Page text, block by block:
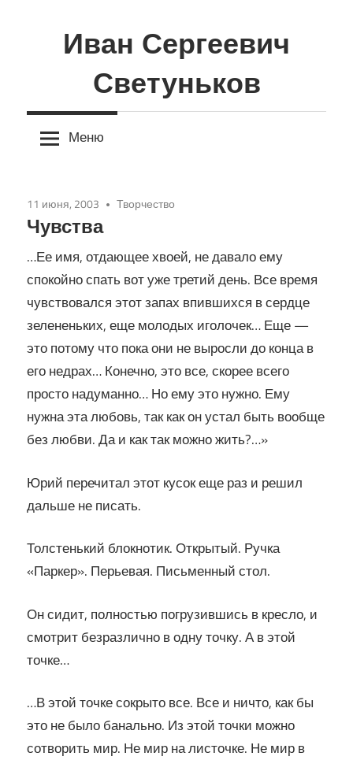
содержимому
Иван Сергеевич
Светуньков
Меню
11 июня, 2003 Творчество
Чувства
…Ее имя, отдающее хвоей, не давало ему
спокойно спать вот уже третий день. Все время
чувствовался этот запах впившихся в сердце
зелененьких, еще молодых иголочек… Еще —
это потому что пока они не выросли до конца в
его недрах… Конечно, это все, скорее всего
просто надуманно… Но ему это нужно. Ему
нужна эта любовь, так как он устал быть вообще
без любви. Да и как так можно жить?…»
Юрий перечитал этот кусок еще раз и решил
дальше не писать.
Толстенький блокнотик. Открытый. Ручка
«Паркер». Перьевая. Письменный стол.
Он сидит, полностью погрузившись в кресло, и
смотрит безразлично в одну точку. А в этой
точке…
…В этой точке сокрыто все. Все и ничто, как бы
это не было банально. Из этой точки можно
сотворить мир. Не мир на листочке. Не мир в